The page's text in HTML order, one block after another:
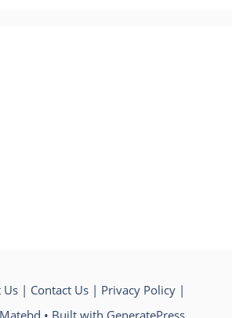
Us| Contact Us| Privacy Policy|